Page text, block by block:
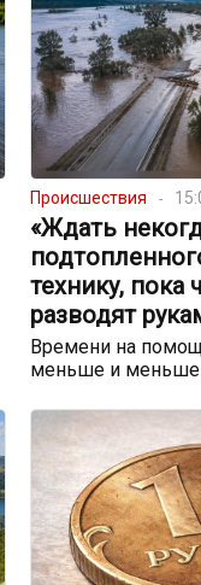
Происшествия
«Ждать
технику, пока
разводят
Времени на
меньше и меньше